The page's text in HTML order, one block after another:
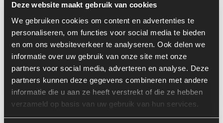
Deze website maakt gebruik van cookies
We gebruiken cookies om content en advertenties te
personaliseren, om functies voor social media te bieden
en om ons websiteverkeer te analyseren. Ook delen we
informatie over uw gebruik van onze site met onze
partners voor social media, adverteren en analyse. Deze
partners kunnen deze gegevens combineren met andere
informatie die u aan ze heeft verstrekt of die ze hebben
verzameld op basis van uw gebruik van hun services.
Informatie
Locatie:
4E3D
Past op de volgende machines:
Ahlmann AS 900
Land:
Nederland